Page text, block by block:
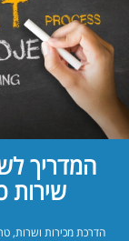
המדריך
שירות
הדרכת מכירות ושרות,